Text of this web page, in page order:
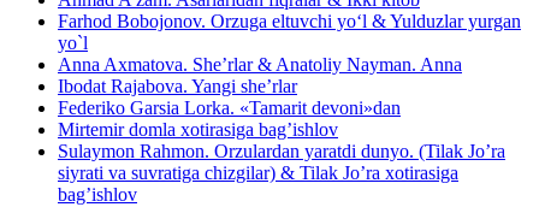
Farhod Bobojonov. Orzuga eltuvchi yo‘l & Yulduzlar yurgan
yo`l
Anna Axmatova. She’rlar & Anatoliy Nayman. Anna
Ibodat Rajabova. Yangi she’rlar
Federiko Garsia Lorka. «Tamarit devoni»dan
Mirtemir domla xotirasiga bag’ishlov
Sulaymon Rahmon. Orzulardan yaratdi dunyo. (Tilak Jo’ra
siyrati va suvratiga chizgilar) & Tilak Jo’ra xotirasiga
bag’ishlov